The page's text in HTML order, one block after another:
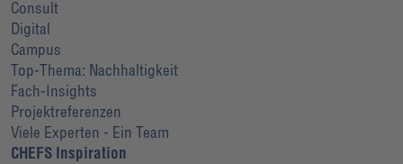
Consult
Digital
Campus
Top-Thema: Nachhaltigkeit
Fach-Insights
Projektreferenzen
Viele Experten - Ein Team
CHEFS Inspiration